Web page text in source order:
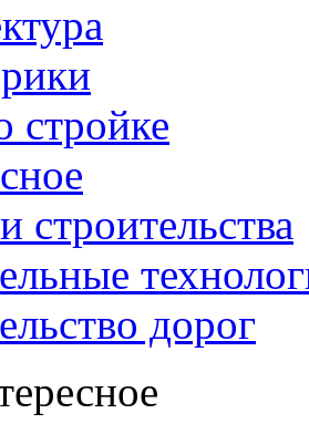
стройке
строительства
дорог